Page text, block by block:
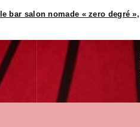
le bar salon nomade « zero degré »,